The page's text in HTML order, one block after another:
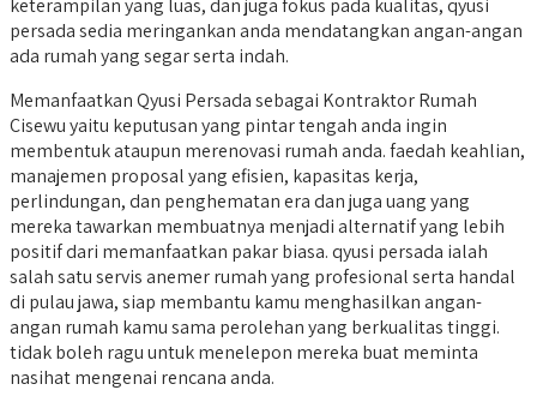
keterampilan yang luas, dan juga fokus pada kualitas, qyusi
persada sedia meringankan anda mendatangkan angan-angan
ada rumah yang segar serta indah.
Memanfaatkan Qyusi Persada sebagai Kontraktor Rumah
Cisewu yaitu keputusan yang pintar tengah anda ingin
membentuk ataupun merenovasi rumah anda. faedah keahlian,
manajemen proposal yang efisien, kapasitas kerja,
perlindungan, dan penghematan era dan juga uang yang
mereka tawarkan membuatnya menjadi alternatif yang lebih
positif dari memanfaatkan pakar biasa. qyusi persada ialah
salah satu servis anemer rumah yang profesional serta handal
di pulau jawa, siap membantu kamu menghasilkan angan-
angan rumah kamu sama perolehan yang berkualitas tinggi.
tidak boleh ragu untuk menelepon mereka buat meminta
nasihat mengenai rencana anda.